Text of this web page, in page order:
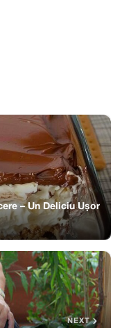
– Un Deliciu Ușor
NEXT